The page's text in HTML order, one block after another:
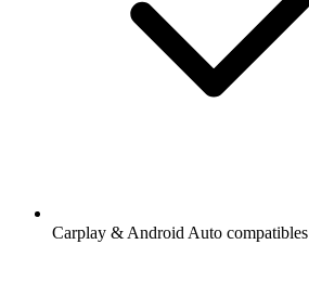
Carplay & Android Auto compatibles